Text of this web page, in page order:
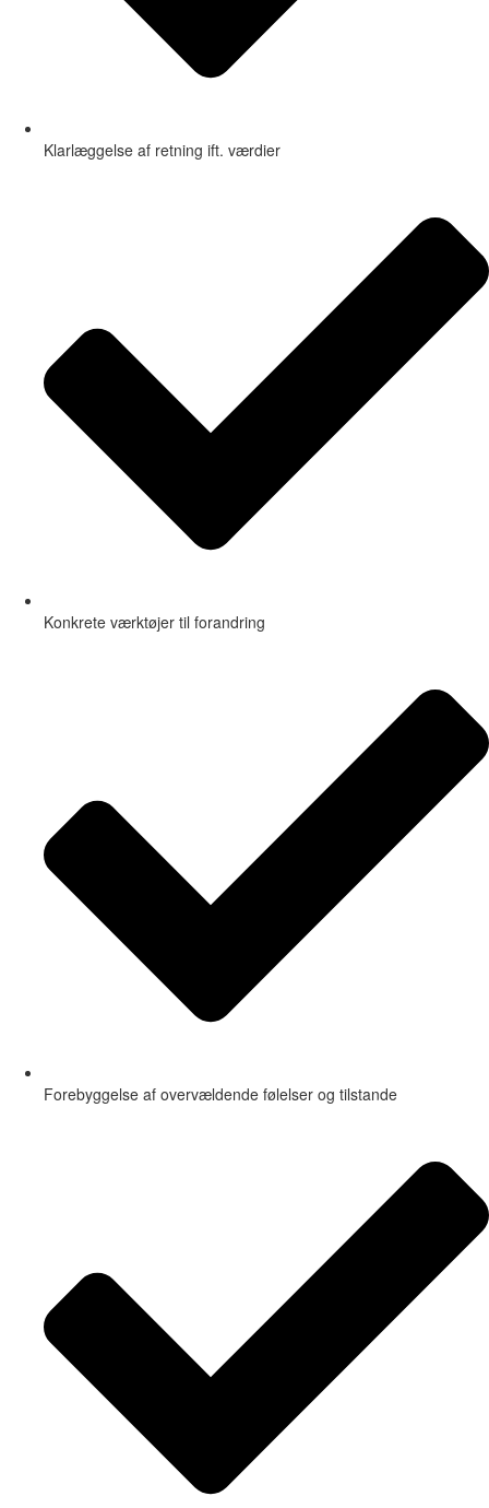
Klarlæggelse af retning ift. værdier
Konkrete værktøjer til forandring
Forebyggelse af overvældende følelser og tilstande